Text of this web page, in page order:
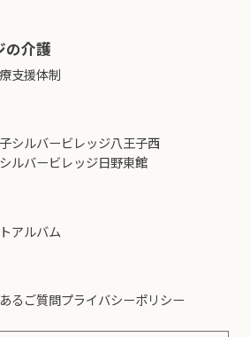
の介護
支援体制
シルバービレッジ八王子西
ルバービレッジ日野東館
アルバム
るご質問プライバシーポリシー